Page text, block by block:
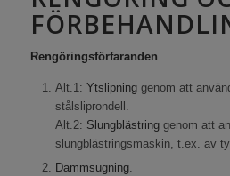
Rengöringsförfaranden
Alt.1: Ytslipninggenom att
stålsliprondell.
Alt.2: Slungblästringgenom att
slungblästringsmaskin, t.ex. av
Dammsugning.